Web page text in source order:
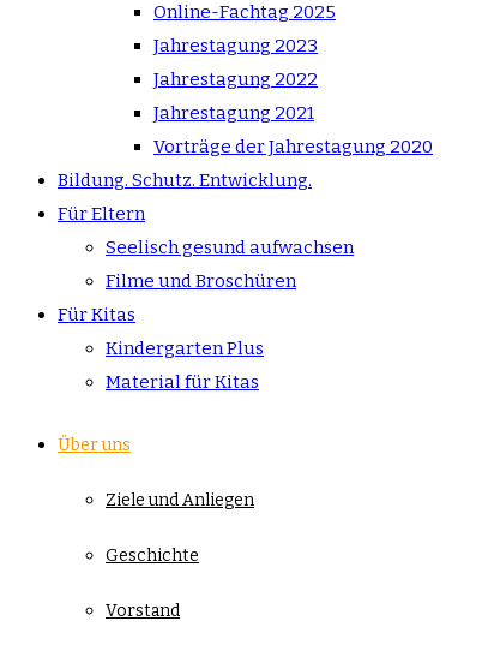
Online-Fachtag 2025
Jahrestagung 2023
Jahrestagung 2022
Jahrestagung 2021
Vorträge der Jahrestagung 2020
Bildung. Schutz. Entwicklung.
Für Eltern
Seelisch gesund aufwachsen
Filme und Broschüren
Für Kitas
Kindergarten Plus
Material für Kitas
Über uns
Ziele und Anliegen
Geschichte
Vorstand